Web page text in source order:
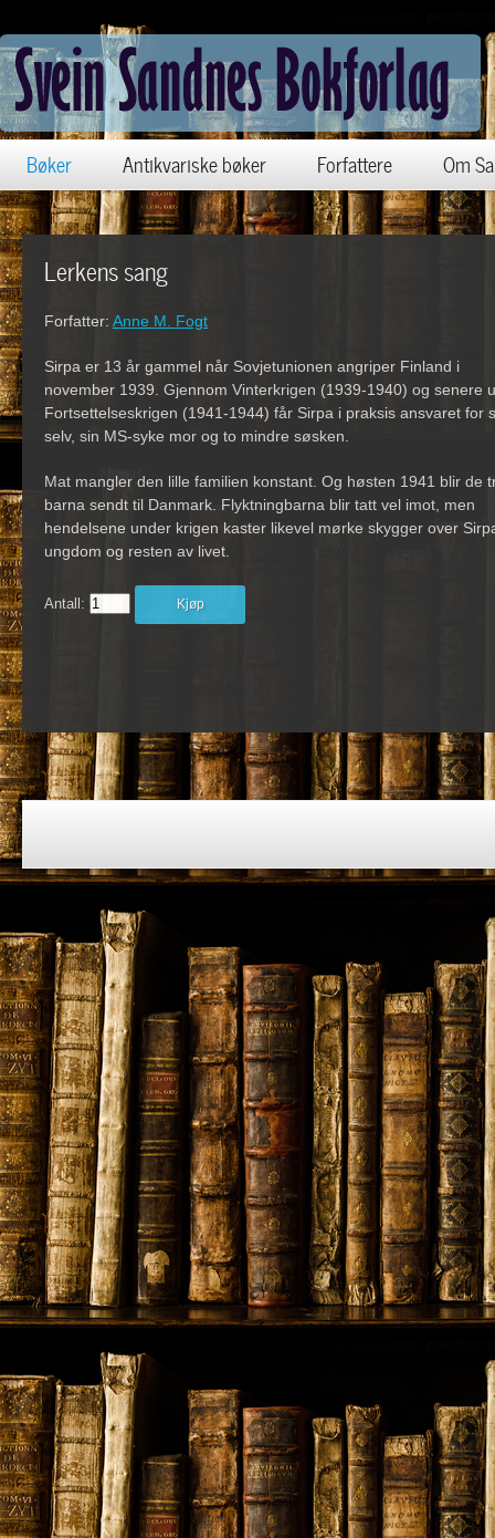
Bøker Antikvariske bøker Forfattere Om
Lerkens sang
Forfatter: Anne M. Fogt
Sirpa er 13 år gammel når Sovjetunionen angriper Finland i
november 1939. Gjennom Vinterkrigen (1939-1940) og senere
Fortsettelseskrigen (1941-1944) får Sirpa i praksis ansvaret for
selv, sin MS-syke mor og to mindre søsken.
Mat mangler den lille familien konstant. Og høsten 1941 blir de
barna sendt til Danmark. Flyktningbarna blir tatt vel imot, men
hendelsene under krigen kaster likevel mørke skygger over
ungdom og resten av livet.
Antall: Kjøp